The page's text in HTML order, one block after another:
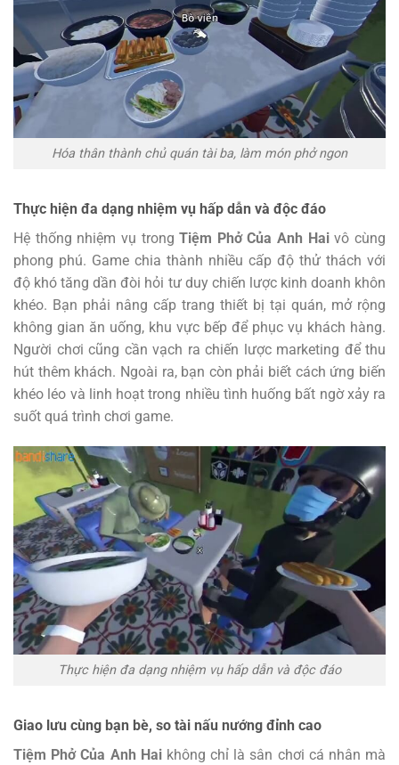
Hóa thân thành chủ quán tài ba, làm món phở ngon
Thực hiện đa dạng nhiệm vụ hấp dẫn và độc đáo
Hệ thống nhiệm vụ trongTiệm Phở Của Anh Haivô cùng
phong phú. Game chia thành nhiều cấp độ thử thách với
độ khó tăng dần đòi hỏi tư duy chiến lược kinh doanh khôn
khéo. Bạn phải nâng cấp trang thiết bị tại quán, mở rộng
không gian ăn uống, khu vực bếp để phục vụ khách hàng.
Người chơi cũng cần vạch ra chiến lược marketing để thu
hút thêm khách. Ngoài ra, bạn còn phải biết cách ứng biến
khéo léo và linh hoạt trong nhiều tình huống bất ngờ xảy ra
suốt quá trình chơi game.
Thực hiện đa dạng nhiệm vụ hấp dẫn và độc đáo
Giao lưu cùng bạn bè, so tài nấu nướng đỉnh cao
Tiệm Phở Của Anh Haikhông chỉ là sân chơi cá nhân mà